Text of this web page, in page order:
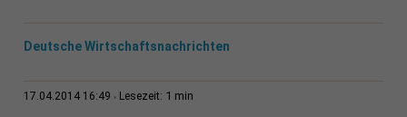
Deutsche Wirtschaftsnachrichten
17.04.2014 16:49 Lesezeit: 1 min